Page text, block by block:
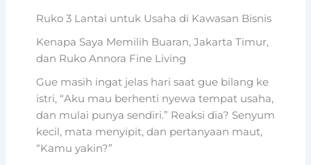
Ruko 3 Lantai untuk Usaha di Kawasan Bisnis
Kenapa Saya Memilih Buaran, Jakarta Timur,
dan Ruko Annora Fine Living
Gue masih ingat jelas hari saat gue bilang ke
istri, “Aku mau berhenti nyewa tempat usaha,
dan mulai punya sendiri.” Reaksi dia? Senyum
kecil, mata menyipit, dan pertanyaan maut,
“Kamu yakin?”